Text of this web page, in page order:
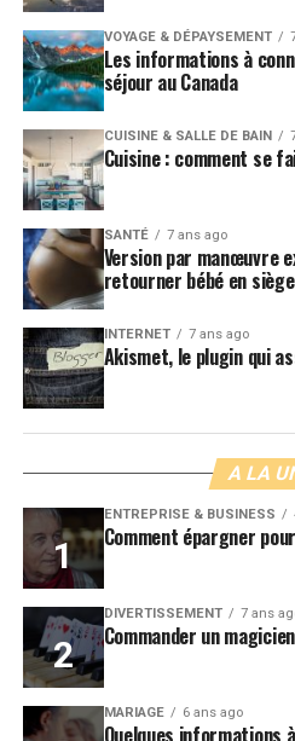
VOYAGE & DÉPAYSEMENT
Les informations à
séjour au Canada
CUISINE & SALLE DE BAIN
Cuisine : comment se
SANTÉ 7 ans ago
Version par manœuvre
retourner bébé en siège
INTERNET 7 ans ago
Akismet, le plugin qui
A LA
ENTREPRISE & BUSINESS
Comment épargner
DIVERTISSEMENT 7 ans
Commander un
MARIAGE 6 ans ago